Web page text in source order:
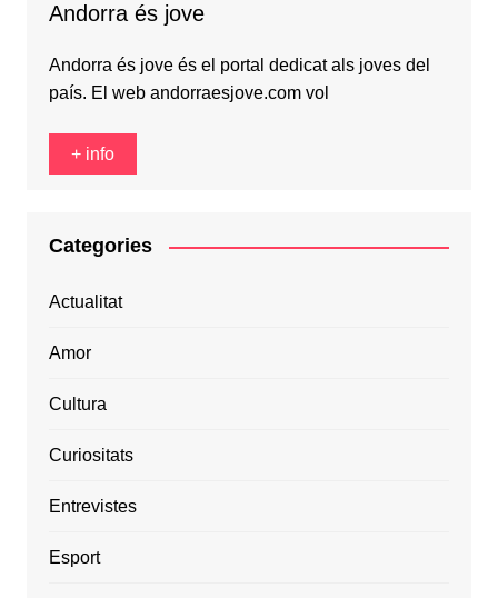
Andorra és jove
Andorra és jove és el portal dedicat als joves del
país. El web andorraesjove.com vol
+ info
Categories
Actualitat
Amor
Cultura
Curiositats
Entrevistes
Esport